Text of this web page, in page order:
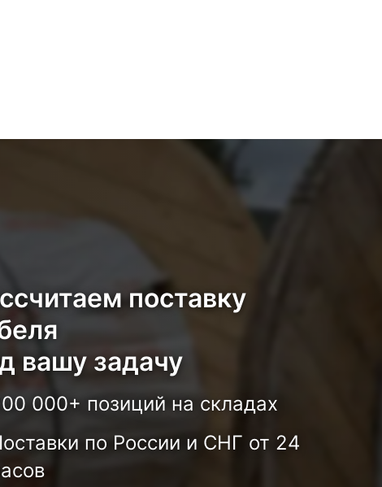
поставку
вашу задачу
000+ позиций на складах
по России и СНГ от 24